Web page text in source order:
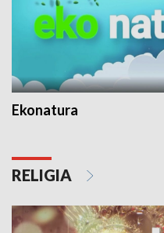
Ekonatura
RELIGIA